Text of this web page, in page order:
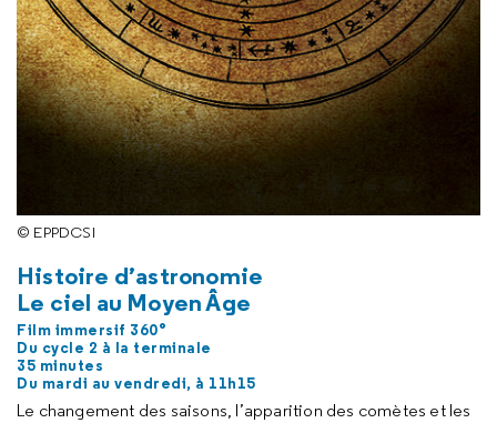
© EPPDCSI
Histoire d’astronomie
Le ciel au Moyen Âge
Film immersif 360°
Du cycle 2 à la terminale
35 minutes
Du mardi au vendredi, à 11h15
Le changement des saisons, l’apparition des comètes et les